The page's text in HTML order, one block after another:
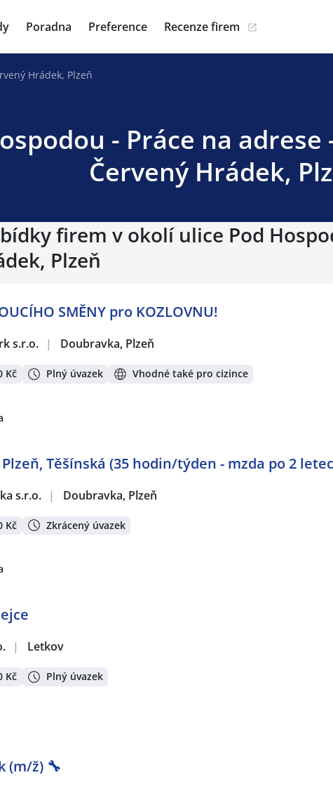
Poradna Preference Recenze firem
Hrádek, Plzeň
- Práce na adrese
Červený Hrádek,
firem v okolí ulice Pod
Plzeň
SMĚNY pro KOZLOVNU!
s.r.o. | Doubravka, Plzeň
Kč Plný úvazek Vhodné také pro cizince
Těšínská (35 hodin/týden - mzda po 2
s.r.o. | Doubravka, Plzeň
Kč Zkrácený úvazek
| Letkov
Kč Plný úvazek
(m/ž) 🔧